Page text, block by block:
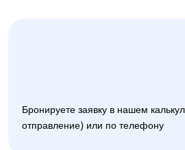
Бронируете заявку в нашем
отправление) или по телефону